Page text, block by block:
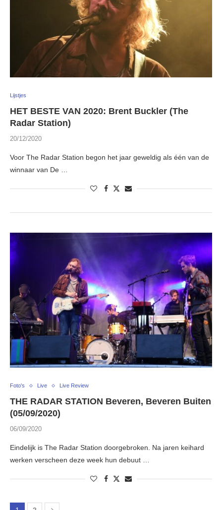
Lijstjes
HET BESTE VAN 2020: Brent Buckler (The
Radar Station)
20/12/2020
Voor The Radar Station begon het jaar geweldig als één van de
winnaar van De …
Foto's Live Live Review
THE RADAR STATION Beveren, Beveren Buiten
(05/09/2020)
06/09/2020
Eindelijk is The Radar Station doorgebroken. Na jaren keihard
werken verscheen deze week hun debuut …